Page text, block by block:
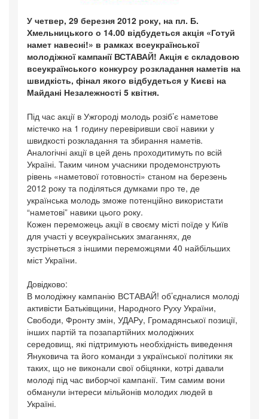
У четвер, 29 березня 2012 року, на пл. Б.
Хмельницького о 14.00 відбудеться акція «Готуй
намет навесні!» в рамках всеукраїнської
молодіжної кампанії ВСТАВАЙ! Акція є складовою
всеукраїнського конкурсу розкладання наметів на
швидкість, фінал якого відбудеться у Києві на
Майдані Незалежності 5 квітня.
Під час акції в Ужгороді молодь розіб’є наметове
містечко на 1 годину перевіривши свої навики у
швидкості розкладання та збирання наметів.
Аналогічні акції в цей день проходитимуть по всій
Україні. Таким чином учасники продемонструють
рівень «наметової готовності» станом на березень
2012 року та поділяться думками про те, де
українська молодь зможе потенційно використати
“наметові” навики цього року.
Кожен переможець акції в своєму місті поїде у Київ
для участі у всеукраїнських змаганнях, де
зустрінеться з іншими переможцями 40 найбільших
міст України.
Довідково:
В молодіжну кампанію ВСТАВАЙ! об’єдналися молоді
активісти Батьківщини, Народного Руху України,
Свободи, Фронту змін, УДАРу, Громадянської позиції,
інших партій та позапартійних молодіжних
середовищ, які підтримують необхідність виведення
Януковича та його команди з української політики як
таких, що не виконали свої обіцянки, котрі давали
молоді під час виборчої кампанії. Тим самим вони
обманули інтереси мільйонів молодих людей в
Україні.